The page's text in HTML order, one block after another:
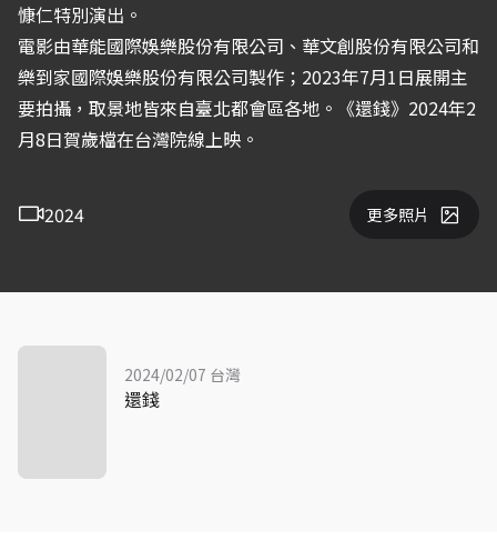
慷仁特別演出。
電影由華能國際娛樂股份有限公司、華文創股份有限公司和
樂到家國際娛樂股份有限公司製作；2023年7月1日展開主
要拍攝，取景地皆來自臺北都會區各地。《還錢》2024年2
月8日賀歲檔在台灣院線上映。
2024 更多照片
2024/02/07 台灣
還錢